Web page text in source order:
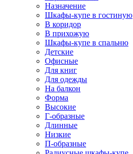
Назначение
Шкафы-купе в гостиную
В коридор
В прихожую
Шкафы-купе в спальню
Детские
Офисные
Для книг
Для одежды
На балкон
Форма
Высокие
Г-образные
Длинные
Низкие
П-образные